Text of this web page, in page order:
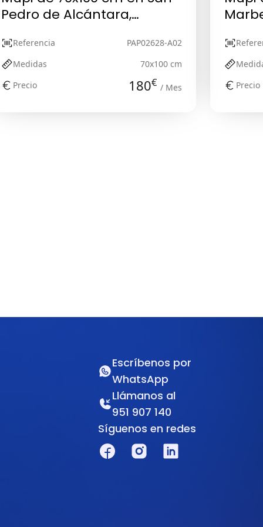
Pedro de Alcántara,
Referencia
PAP02628-A02
Medidas
70x100 cm
Precio
180€ / Mes
Precio
Escríbenos por
WhatsApp
Llámanos al
951 907 140
Síguenos en redes